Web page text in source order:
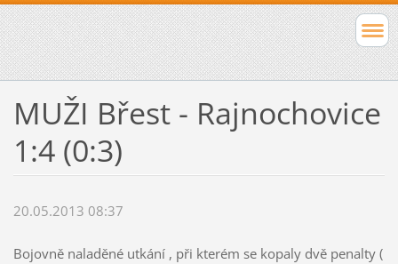
MUŽI Břest - Rajnochovice
1:4 (0:3)
20.05.2013 08:37
Bojovně naladěné utkání , při kterém se kopaly dvě penalty (